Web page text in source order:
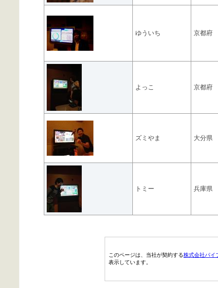
ゆういち 京都府
よっこ 京都府
ズミやま 大分県
トミー 兵庫県
このページは、当社が契約する株式会社パイ
表示しています。